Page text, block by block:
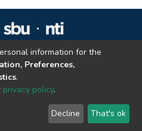
da UENP
User Agreement
information for the
Preferences,
.
privacy policy.
Decline That's ok